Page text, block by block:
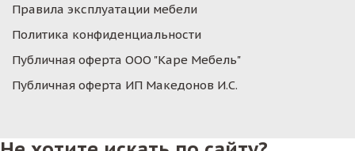
Правила эксплуатации мебели
Политика конфиденциальности
Публичная оферта ООО "Каре Мебель"
Публичная оферта ИП Македонов И.С.